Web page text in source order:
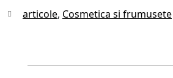
Categories
articole, Cosmetica si frumusete